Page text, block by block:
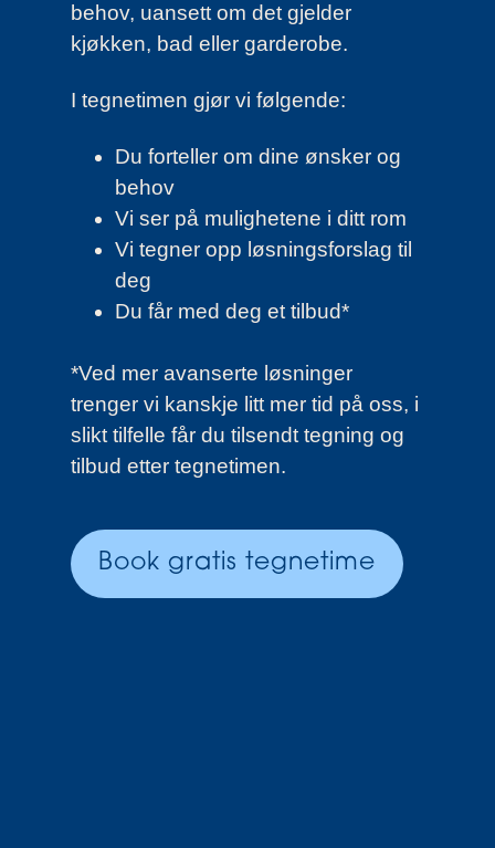
behov, uansett om det gjelder
kjøkken, bad eller garderobe.
I tegnetimen gjør vi følgende:
Du forteller om dine ønsker og
behov
Vi ser på mulighetene i ditt rom
Vi tegner opp løsningsforslag til
deg
Du får med deg et tilbud*
*Ved mer avanserte løsninger
trenger vi kanskje litt mer tid på oss, i
slikt tilfelle får du tilsendt tegning og
tilbud etter tegnetimen.
Book gratis tegnetime